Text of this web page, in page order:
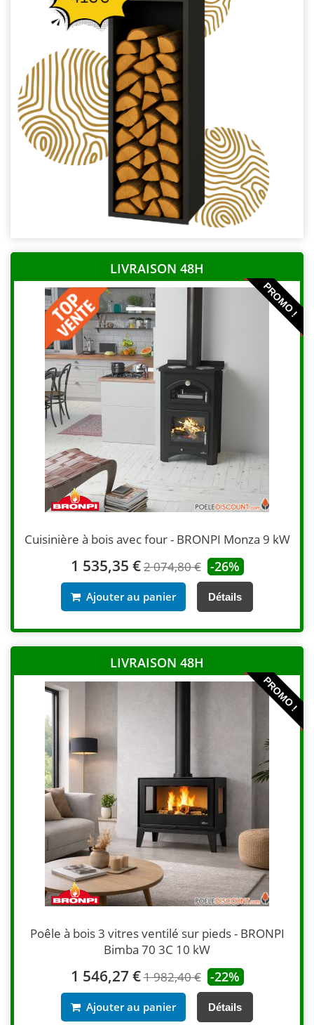
LIVRAISON 48H
PROMO !
Cuisinière à bois avec four - BRONPI Monza 9 kW
1 535,35 €2 074,80 € -26%
Ajouter au panier Détails
LIVRAISON 48H
PROMO !
Poêle à bois 3 vitres ventilé sur pieds - BRONPI
Bimba 70 3C 10 kW
1 546,27 €1 982,40 € -22%
Ajouter au panier Détails